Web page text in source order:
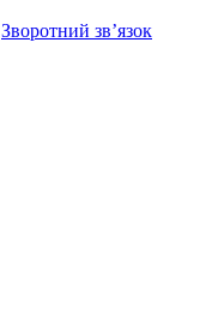
Зворотний зв’язок